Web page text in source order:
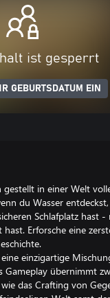
ist gesperrt
GEBURTSDATUM EIN
gestellt in einer Welt
du Wasser
Schlafplatz hast -
Erforsche eine
einzigartige
Gameplay übernimmt
das Crafting von